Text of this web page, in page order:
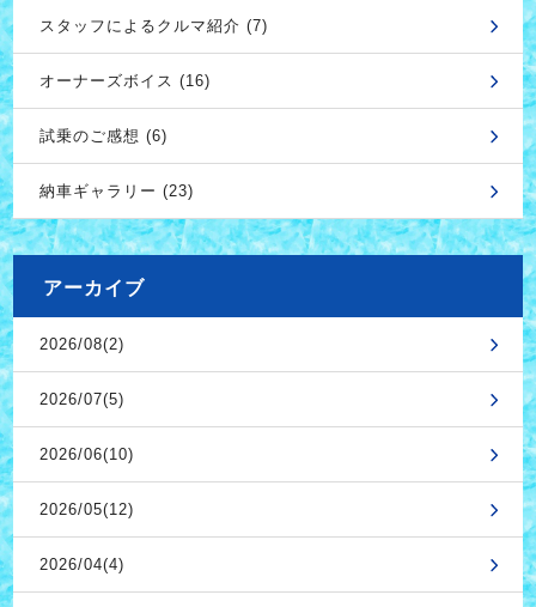
スタッフによるクルマ紹介 (7)
オーナーズボイス (16)
試乗のご感想 (6)
納車ギャラリー (23)
アーカイブ
2026/08(2)
2026/07(5)
2026/06(10)
2026/05(12)
2026/04(4)